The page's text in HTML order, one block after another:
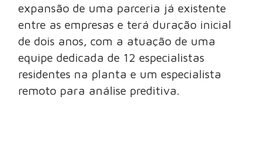
expansão de uma parceria já existente
entre as empresas e terá duração inicial
de dois anos, com a atuação de uma
equipe dedicada de 12 especialistas
residentes na planta e um especialista
remoto para análise preditiva.